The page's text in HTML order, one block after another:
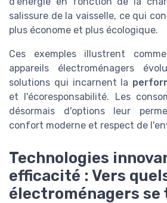
salissure de la vaisselle, ce qui
plus économe et plus écologique.
Ces exemples illustrent
appareils électroménagers
solutions qui incarnent la
et l'écoresponsabilité. Les
désormais d'options leur
confort moderne et respect de
Technologies
efficacité : Vers
électroménagers se